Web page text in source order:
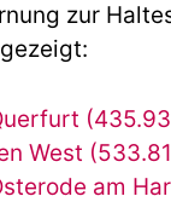
zur
West
am